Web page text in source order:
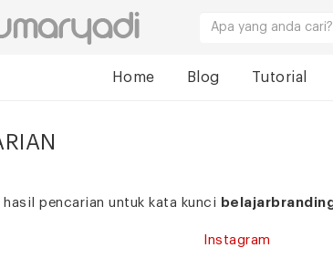
Home Blog Tutorial
hasil pencarian untuk kata kunci
Instagram